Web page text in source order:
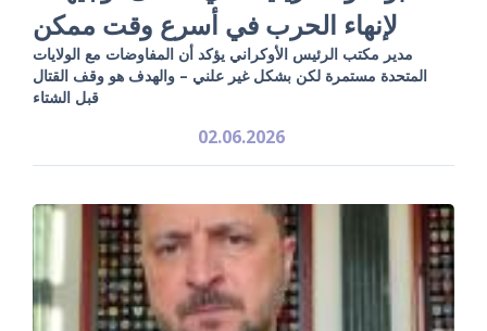
لإنهاء الحرب في أسرع وقت ممكن
مدير مكتب الرئيس الأوكراني يؤكد أن المفاوضات مع الولايات
المتحدة مستمرة لكن بشكل غير علني – والهدف هو وقف القتال
قبل الشتاء
02.06.2026